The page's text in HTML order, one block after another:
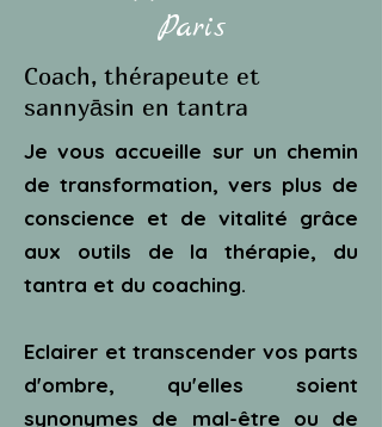
Paris
Coach, thérapeute et
sannyāsin en tantra
Je vous accueille sur un chemin
de transformation, vers plus de
conscience et de vitalité grâce
aux outils de la thérapie, du
tantra et du coaching.
Eclairer et transcender vos parts
d'ombre, qu'elles soient
synonymes de mal-être ou de